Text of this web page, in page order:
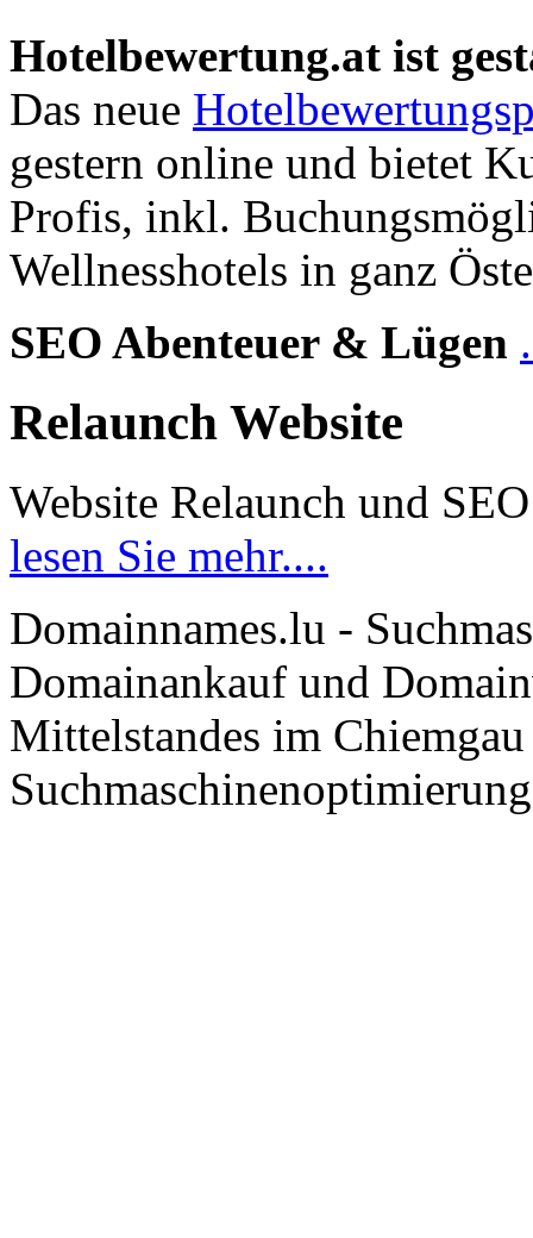
Hotelbewertung.at ist
Das neue
gestern online und bietet
Profis, inkl.
Wellnesshotels in ganz
SEO Abenteuer & Lügen
Relaunch Website
Website Relaunch und SEO
lesen Sie mehr....
Domainnames.lu -
Domainankauf und
Mittelstandes im
Suchmaschinenoptimierung